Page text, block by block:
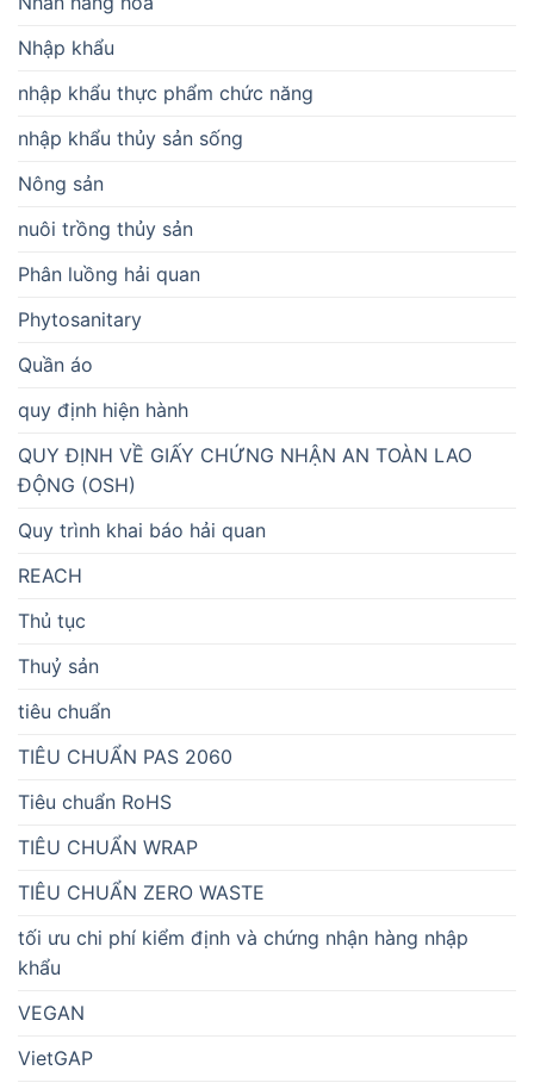
Nhập khẩu
nhập khẩu thực phẩm chức năng
nhập khẩu thủy sản sống
Nông sản
nuôi trồng thủy sản
Phân luồng hải quan
Phytosanitary
Quần áo
quy định hiện hành
QUY ĐỊNH VỀ GIẤY CHỨNG NHẬN AN TOÀN LAO
ĐỘNG (OSH)
Quy trình khai báo hải quan
REACH
Thủ tục
Thuỷ sản
tiêu chuẩn
TIÊU CHUẨN PAS 2060
Tiêu chuẩn RoHS
TIÊU CHUẨN WRAP
TIÊU CHUẨN ZERO WASTE
tối ưu chi phí kiểm định và chứng nhận hàng nhập
khẩu
VEGAN
VietGAP